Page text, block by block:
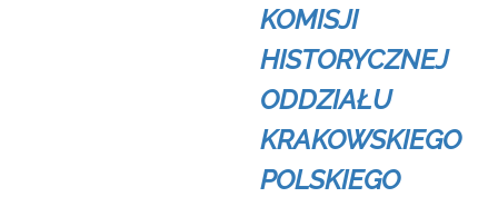
KOMISJI
HISTORYCZNEJ
ODDZIAŁU
KRAKOWSKIEGO
POLSKIEGO